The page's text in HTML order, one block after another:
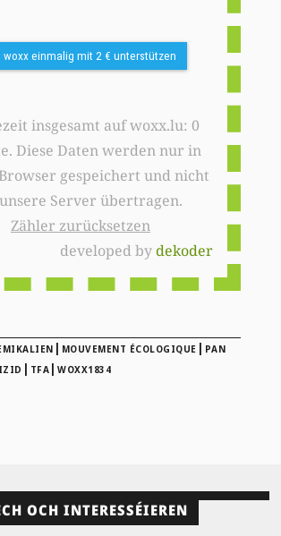
woxx einmalig mit 2 € unterstützen
insgesamt auf woxx.lu: 0
Diese Daten werden nur in
gespeichert und nicht
Server übertragen.
Zähler zurücksetzen
developed bydekoder
| MOUVEMENT ÉCOLOGIQUE | PAN
| TFA |WOXX1834
OCH INTERESSÉIEREN